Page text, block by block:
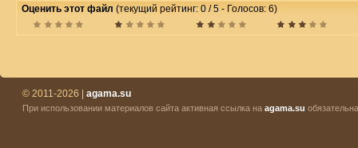
Оценить этот файл (текущий рейтинг: 0 / 5 - Голосов: 6)
© 2011-2026 | agama.su
При использовании материалов сайта активная ссылка на agama.su